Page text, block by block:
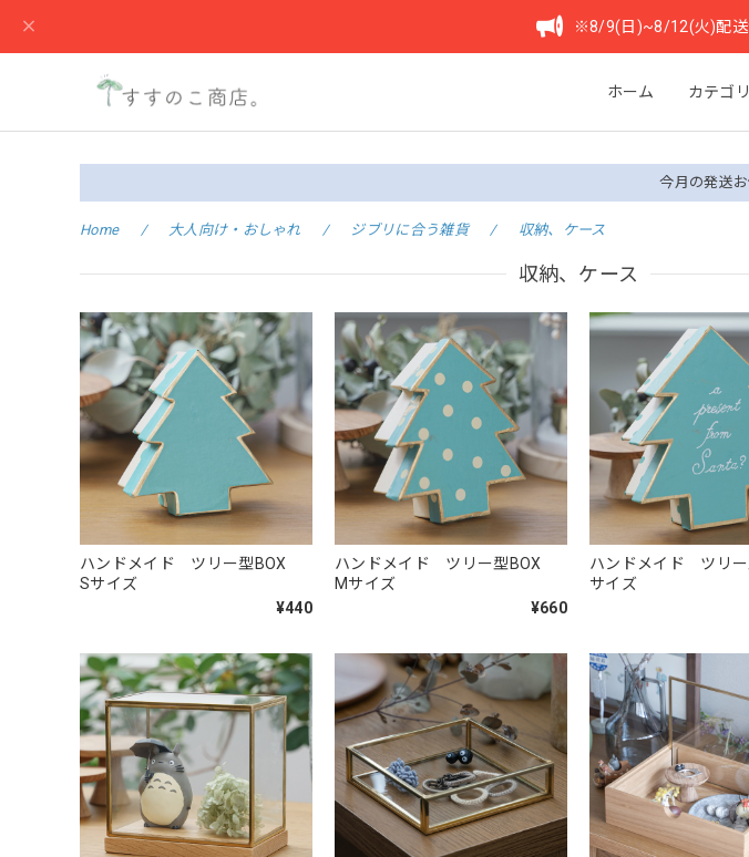
※8/9(日)~8/12(火)配送
ホーム カテゴ
今月の発送
Home 大人向け・おしゃれ ジブリに合う雑貨 収納、ケース
収納、ケース
ハンドメイド ツリー型BOX
Sサイズ
¥440
ハンドメイド ツリー型BOX
Mサイズ
¥660
ハンドメイド ツリ
サイズ